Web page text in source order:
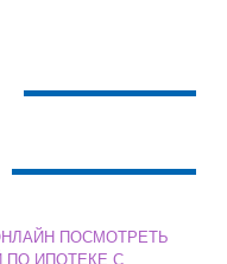
ПОСМОТРЕТЬ
ПО ИПОТЕКЕ С